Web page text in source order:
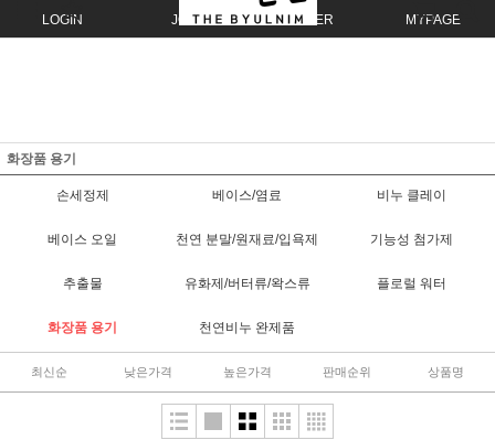
LOGIN JOIN ORDER MYPAGE
화장품 용기
손세정제 베이스/염료 비누 클레이
베이스 오일 천연 분말/원재료/입욕제 기능성 첨가제
추출물 유화제/버터류/왁스류 플로럴 워터
화장품 용기 천연비누 완제품
최신순 낮은가격 높은가격 판매순위 상품명